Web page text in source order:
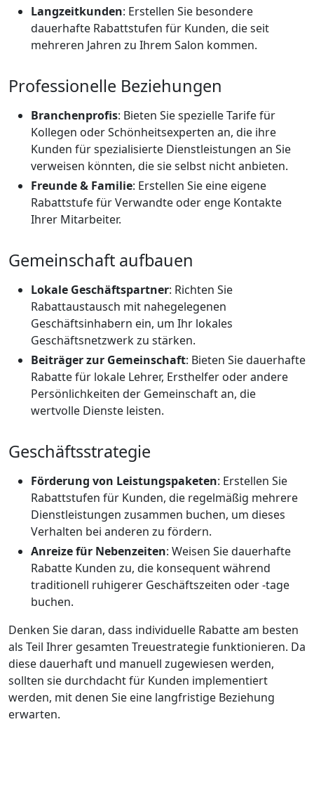
Langzeitkunden: Erstellen Sie besondere
dauerhafte Rabattstufen für Kunden, die seit
mehreren Jahren zu Ihrem Salon kommen.
Professionelle Beziehungen
Branchenprofis: Bieten Sie spezielle Tarife für
Kollegen oder Schönheitsexperten an, die ihre
Kunden für spezialisierte Dienstleistungen an Sie
verweisen könnten, die sie selbst nicht anbieten.
Freunde & Familie: Erstellen Sie eine eigene
Rabattstufe für Verwandte oder enge Kontakte
Ihrer Mitarbeiter.
Gemeinschaft aufbauen
Lokale Geschäftspartner: Richten Sie
Rabattaustausch mit nahegelegenen
Geschäftsinhabern ein, um Ihr lokales
Geschäftsnetzwerk zu stärken.
Beiträger zur Gemeinschaft: Bieten Sie dauerhafte
Rabatte für lokale Lehrer, Ersthelfer oder andere
Persönlichkeiten der Gemeinschaft an, die
wertvolle Dienste leisten.
Geschäftsstrategie
Förderung von Leistungspaketen: Erstellen Sie
Rabattstufen für Kunden, die regelmäßig mehrere
Dienstleistungen zusammen buchen, um dieses
Verhalten bei anderen zu fördern.
Anreize für Nebenzeiten: Weisen Sie dauerhafte
Rabatte Kunden zu, die konsequent während
traditionell ruhigerer Geschäftszeiten oder -tage
buchen.
Denken Sie daran, dass individuelle Rabatte am besten
als Teil Ihrer gesamten Treuestrategie funktionieren. Da
diese dauerhaft und manuell zugewiesen werden,
sollten sie durchdacht für Kunden implementiert
werden, mit denen Sie eine langfristige Beziehung
erwarten.